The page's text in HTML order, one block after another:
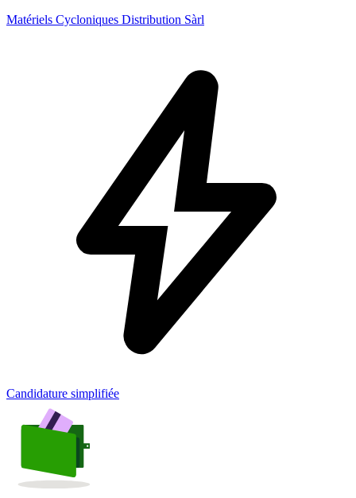
Matériels Cycloniques Distribution Sàrl
Candidature simplifiée